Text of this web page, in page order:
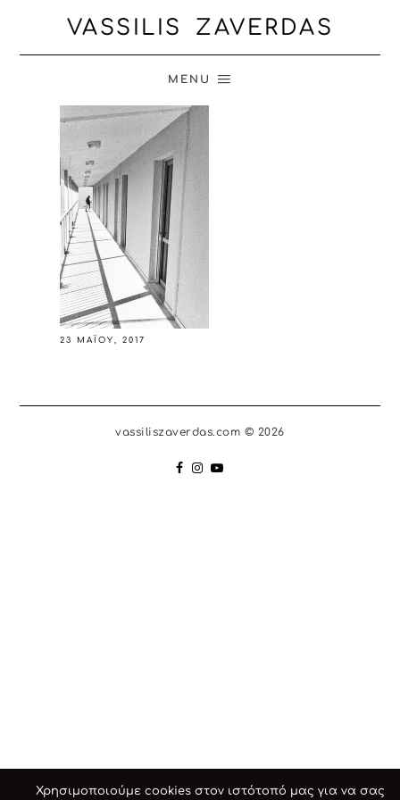
VASSILIS ZAVERDAS
MENU
23 ΜΑΪ́ΟΥ, 2017
vassiliszaverdas.com © 2026
Χρησιμοποιούμε cookies στον ιστότοπό μας για να σας